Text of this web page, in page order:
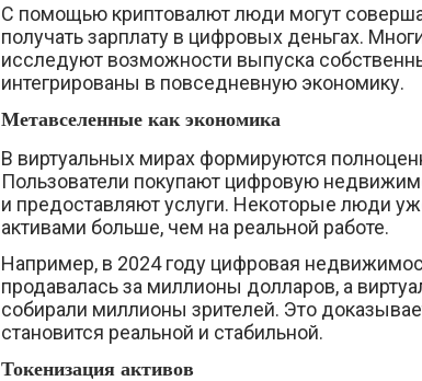
С помощью криптовалют люди могут
получать зарплату в цифровых деньгах.
исследуют возможности выпуска
интегрированы в повседневную экономику.
Метавселенные как экономика
В виртуальных мирах формируются
Пользователи покупают цифровую
и предоставляют услуги. Некоторые люди
активами больше, чем на реальной работе.
Например, в 2024 году цифровая
продавалась за миллионы долларов, а
собирали миллионы зрителей. Это
становится реальной и стабильной.
Токенизация активов